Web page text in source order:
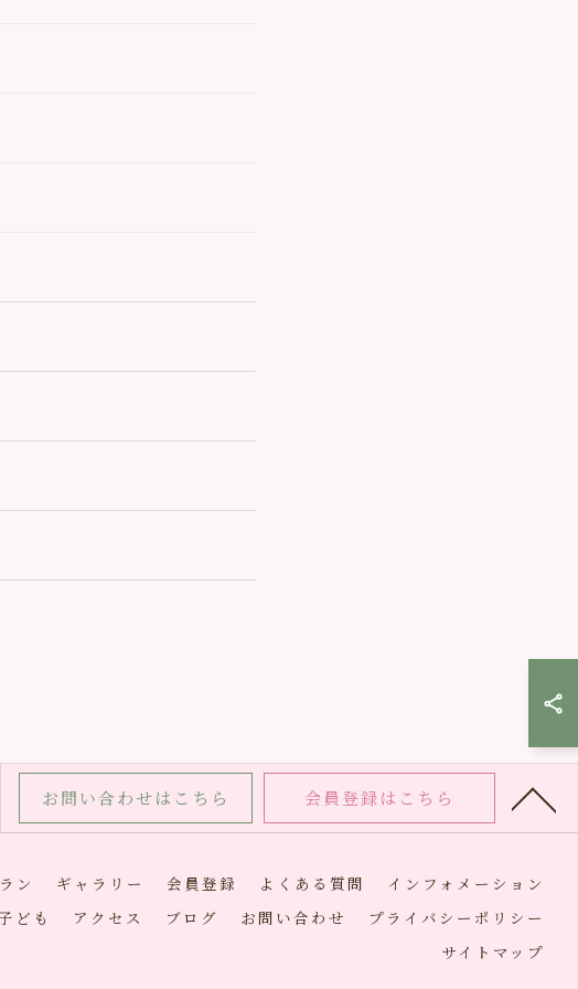
お問い合わせはこちら 会員登録はこちら
ン ギャラリー 会員登録 よくある質問
インフォメーション
ども アクセス ブログ お問い合わせ
プライバシーポリシー
サイトマップ